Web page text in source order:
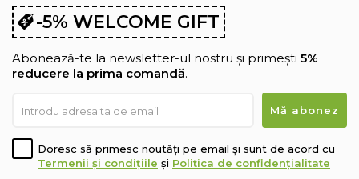
-5% WELCOME GIFT
Abonează-te la newsletter-ul nostru și primești 5%
reducere la prima comandă.
Doresc să primesc noutăți pe email și sunt de acord cu
Termenii și condițiile și Politica de confidențialitate